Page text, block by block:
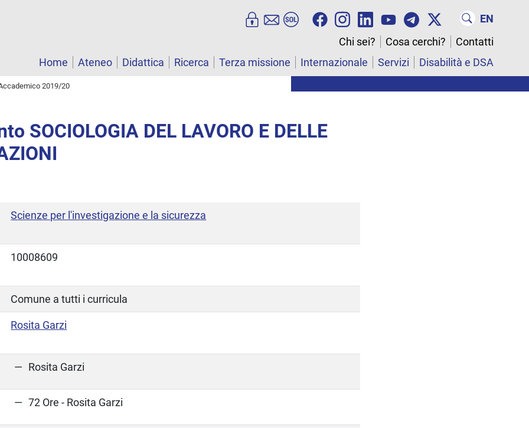
EN
Chi sei?
Cosa cerchi?
Contatti
Home
Ateneo Didattica Ricerca Terza missione Internazionale Servizi Disabilità e DSA
2019/20
SOCIOLOGIA DEL LAVORO E DELLE
Scienze per l'investigazione e la sicurezza
10008609
Comune a tutti i curricula
Rosita Garzi
Rosita Garzi
72 Ore - Rosita Garzi